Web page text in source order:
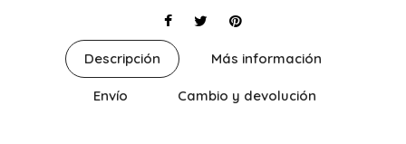
Descripción Más información
Envío Cambio y devolución